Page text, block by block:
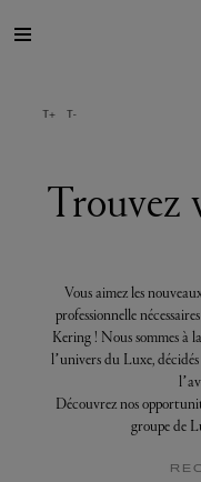
votre
futur
Trouvez
Vous aimez les
professionnelle
Kering ! Nous sommes à
l’univers du Luxe,
Découvrez nos
groupe de